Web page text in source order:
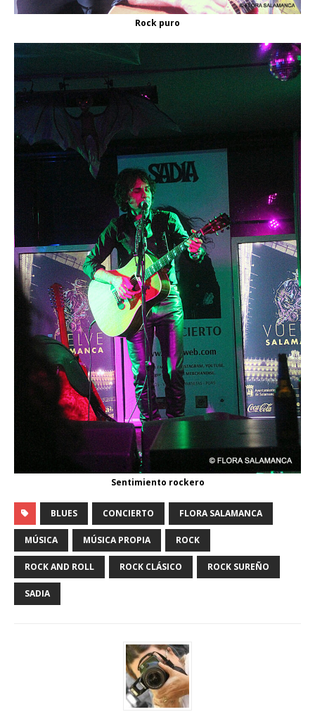
Rock puro
Sentimiento rockero
BLUES CONCIERTO FLORA SALAMANCA
MÚSICA MÚSICA PROPIA ROCK
ROCK AND ROLL ROCK CLÁSICO ROCK SUREÑO
SADIA